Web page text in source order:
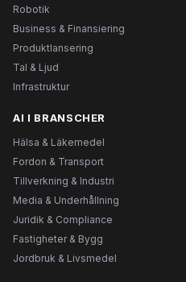
Robotik
Business & Finansiering
Produktlansering
Tal & Ljud
Infrastruktur
AI I BRANSCHER
Hälsa & Läkemedel
Fordon & Transport
Tillverkning & Industri
Media & Underhållning
Juridik & Compliance
Fastigheter & Bygg
Jordbruk & Livsmedel